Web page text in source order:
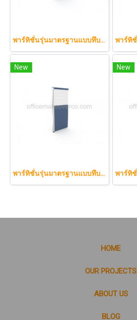
พาร์ทิชั่นรุ่นมาตรฐานแบบทึบกึ่งกระจกลาย 80 x 120 cm.
New
พาร์ทิชั่นรุ่นมาตรฐานแบบทึบกึ่งกระจกลาย 80 x 160 cm.
New
HOME
OUR PROJECTS
ABOUT US
BLOG